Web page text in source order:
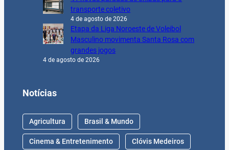
transporte coletivo
4 de agosto de 2026
Etapa da Liga Noroeste de Voleibol
Masculino movimenta Santa Rosa com
grandes jogos
4 de agosto de 2026
Notícias
Agricultura Brasil & Mundo
Cinema & Entretenimento Clóvis Medeiros